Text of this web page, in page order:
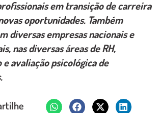
em transição de carreira
oportunidades. Também
diversas empresas nacionais e
nas diversas áreas de RH,
avaliação psicológica de